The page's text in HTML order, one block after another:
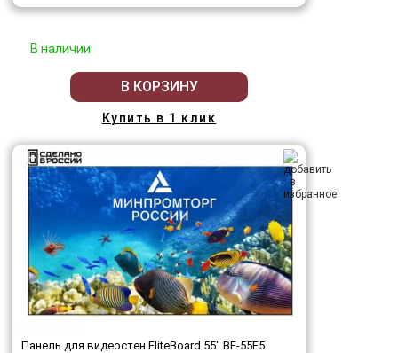
В наличии
В КОРЗИНУ
Купить в 1 клик
Панель для видеостен EliteBoard 55" BE-55F5